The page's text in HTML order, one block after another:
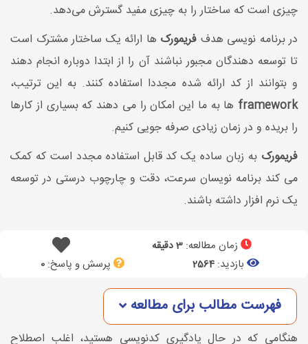
چیزی است که ساختار را به چیزی مفید گسترش می‌دهد.
در برنامه نویسی هدف فریمورک ها ارائه یک ساختار مشترک است
تا توسعه دهندگان مجبور نباشند آن را از ابتدا دوباره انجام دهند
و بتوانند از کد ارائه شده مجددا استفاده کنند. به این ترتیب،
framework ها به ما این امکان را می دهند که بسیاری از کارها
را بریده و در زمان زیادی صرفه جویی کنیم.
فریمورک به زبان ساده یک کد قابل استفاده مجدد است که کمک
می کند برنامه نویسان سرعت، دقت و چارچوب درستی در توسعه
یک نرم افزار داشته باشند.
زمان مطالعه: 3 دقیقه
بازدید: 2564 پرسش و پاسخ:0
فهرست مطالب برای مطالعه
هنگامی که در حال یادگیری کدنویسی هستید، اغلب اصطلاح